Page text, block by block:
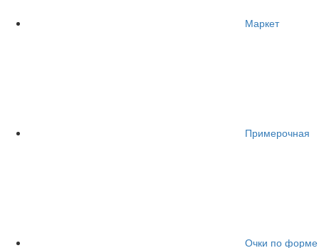
Маркет
Примерочная
Очки по форме